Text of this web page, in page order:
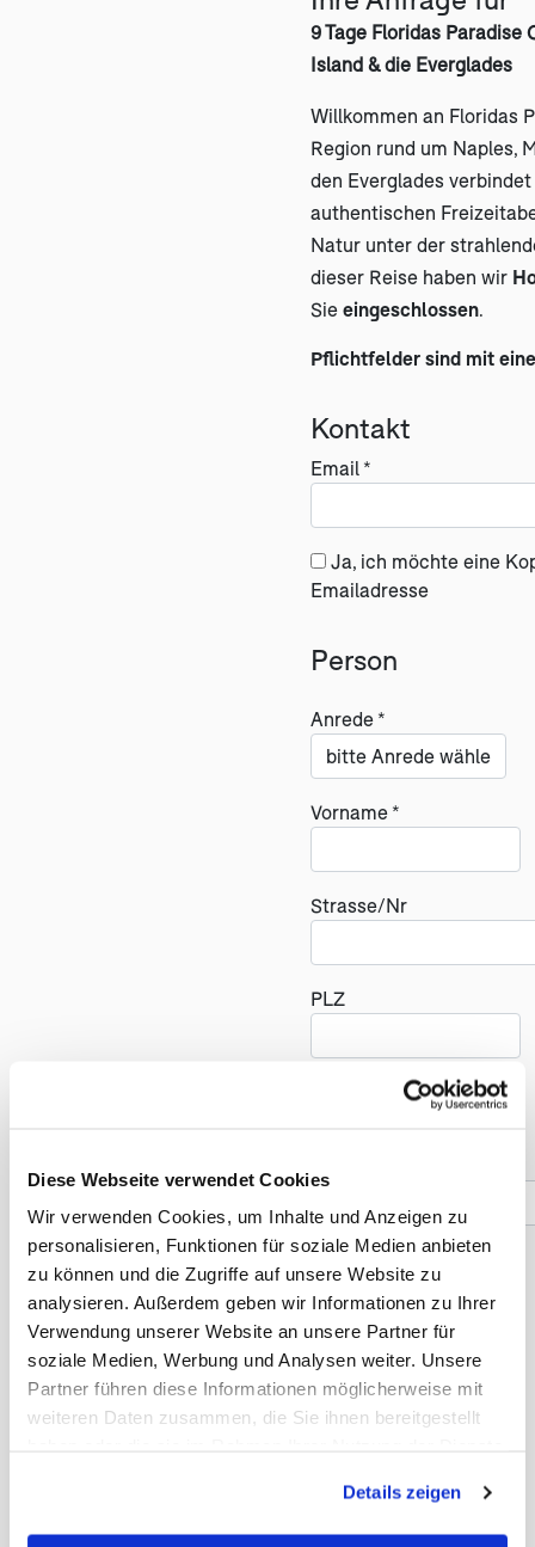
Diese Webseite verwendet Cookies
Wir verwenden Cookies, um Inhalte und Anzeigen zu
personalisieren, Funktionen für soziale Medien anbieten
zu können und die Zugriffe auf unsere Website zu
analysieren. Außerdem geben wir Informationen zu Ihrer
Verwendung unserer Website an unsere Partner für
soziale Medien, Werbung und Analysen weiter. Unsere
Partner führen diese Informationen möglicherweise mit
weiteren Daten zusammen, die Sie ihnen bereitgestellt
Cookies, wenn Sie unsere Webseite weiterhin nutzen.
Details zeigen
9 Tage Floridas Paradise
Island & die Everglades
Willkommen an Floridas
Region rund um Naples,
den Everglades
authentischen
Natur unter der
dieser Reise haben wir
Sie eingeschlossen
Pflichtfelder sind mit
Kontakt
Email *
Ja, ich möchte eine
Emailadresse
Person
Anrede *
Vorname *
Strasse/Nr
PLZ
Reise
Anzahl der Reisenden *